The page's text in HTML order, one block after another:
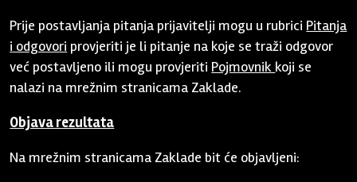
Prije postavljanja pitanja prijavitelji mogu u rubrici Pitanja
i odgovori provjeriti je li pitanje na koje se traži odgovor
već postavljeno ili mogu provjeriti Pojmovnik koji se
nalazi na mrežnim stranicama Zaklade.
Objava rezultata
Na mrežnim stranicama Zaklade bit će objavljeni: